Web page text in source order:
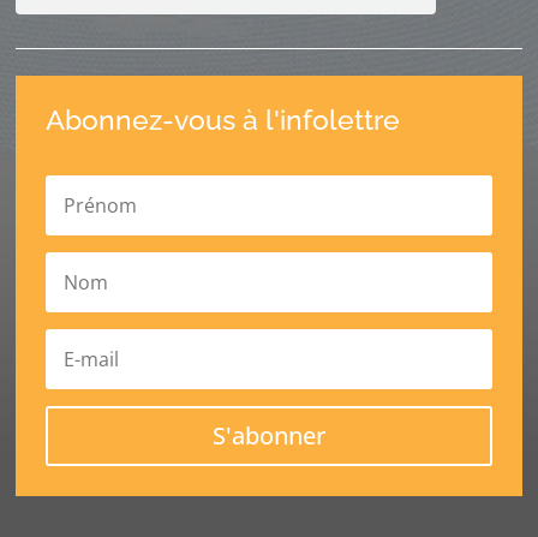
Abonnez-vous à l'infolettre
S'abonner